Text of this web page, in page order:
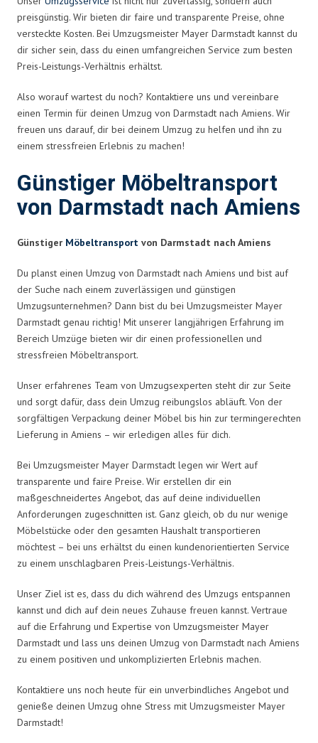
preisgünstig. Wir bieten dir faire und transparente Preise, ohne
versteckte Kosten. Bei Umzugsmeister Mayer Darmstadt kannst du
dir sicher sein, dass du einen umfangreichen Service zum besten
Preis-Leistungs-Verhältnis erhältst.
Also worauf wartest du noch? Kontaktiere uns und vereinbare
einen Termin für deinen Umzug von Darmstadt nach Amiens. Wir
freuen uns darauf, dir bei deinem Umzug zu helfen und ihn zu
einem stressfreien Erlebnis zu machen!
Günstiger Möbeltransport
von Darmstadt nach Amiens
Günstiger Möbeltransport von Darmstadt nach Amiens
Du planst einen Umzug von Darmstadt nach Amiens und bist auf
der Suche nach einem zuverlässigen und günstigen
Umzugsunternehmen? Dann bist du bei Umzugsmeister Mayer
Darmstadt genau richtig! Mit unserer langjährigen Erfahrung im
Bereich Umzüge bieten wir dir einen professionellen und
stressfreien Möbeltransport.
Unser erfahrenes Team von Umzugsexperten steht dir zur Seite
und sorgt dafür, dass dein Umzug reibungslos abläuft. Von der
sorgfältigen Verpackung deiner Möbel bis hin zur termingerechten
Lieferung in Amiens – wir erledigen alles für dich.
Bei Umzugsmeister Mayer Darmstadt legen wir Wert auf
transparente und faire Preise. Wir erstellen dir ein
maßgeschneidertes Angebot, das auf deine individuellen
Anforderungen zugeschnitten ist. Ganz gleich, ob du nur wenige
Möbelstücke oder den gesamten Haushalt transportieren
möchtest – bei uns erhältst du einen kundenorientierten Service
zu einem unschlagbaren Preis-Leistungs-Verhältnis.
Unser Ziel ist es, dass du dich während des Umzugs entspannen
kannst und dich auf dein neues Zuhause freuen kannst. Vertraue
auf die Erfahrung und Expertise von Umzugsmeister Mayer
Darmstadt und lass uns deinen Umzug von Darmstadt nach Amiens
zu einem positiven und unkomplizierten Erlebnis machen.
Kontaktiere uns noch heute für ein unverbindliches Angebot und
genieße deinen Umzug ohne Stress mit Umzugsmeister Mayer
Darmstadt!